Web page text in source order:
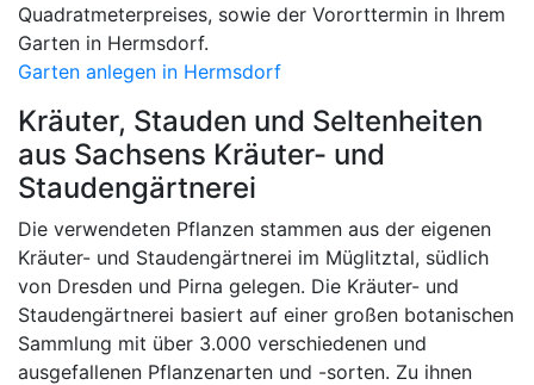
Quadratmeterpreises, sowie der Vororttermin in Ihrem
Garten in Hermsdorf.
Garten anlegen in Hermsdorf
Kräuter, Stauden und Seltenheiten
aus Sachsens Kräuter- und
Staudengärtnerei
Die verwendeten Pflanzen stammen aus der eigenen
Kräuter- und Staudengärtnerei im Müglitztal, südlich
von Dresden und Pirna gelegen. Die Kräuter- und
Staudengärtnerei basiert auf einer großen botanischen
Sammlung mit über 3.000 verschiedenen und
ausgefallenen Pflanzenarten und -sorten. Zu ihnen